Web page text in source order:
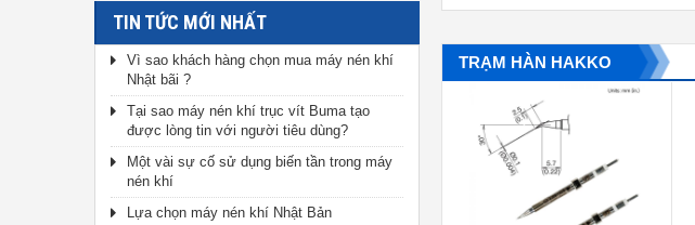
TIN TỨC MỚI NHẤT
Vì sao khách hàng chọn mua máy nén khí
Nhật bãi ?
Tại sao máy nén khí trục vít Buma tạo
được lòng tin với người tiêu dùng?
Một vài sự cố sử dụng biến tần trong máy
nén khí
Lựa chọn máy nén khí Nhật Bản
TRẠM HÀN HAKKO